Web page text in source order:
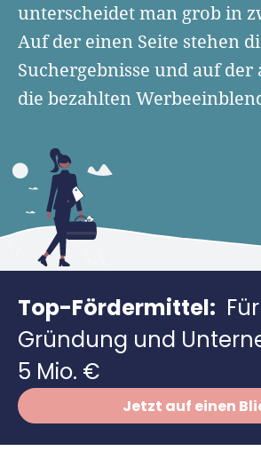
Unsere Gründungspakete
Buchhaltung erledigen
Online-Kredit anfragen
Kassensystem
Business Angels
Zuschüsse
Kontokorrenkredit
Firmenkonto
Business Model Canvas
Gründertest
Gründungsassistent
Finanzplan Tool
Preiskalkulation
Buchhaltungssoftware
Lohnsoftware
Vergleiche
Angebote
Unsere Gründungspakete
Finanzierungsangebote
Marke, AGB & Datenschutz
Geschäftskonto eröffnen
Richtig versichern
Steuerberatung
Software
Deals
unterscheidet man grob in
Auf der einen Seite stehen
Suchergebnisse und auf der
die bezahlten
Top-Fördermittel:
Gründung und
5 Mio. €
Jetzt auf einen